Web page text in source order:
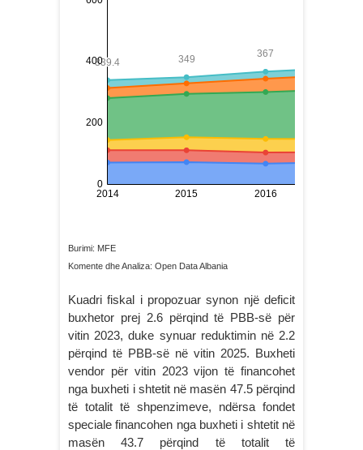
Burimi: MFE
Komente dhe Analiza: Open Data Albania
Kuadri fiskal i propozuar synon një deficit
buxhetor prej 2.6 përqind të PBB-së për
vitin 2023, duke synuar reduktimin në 2.2
përqind të PBB-së në vitin 2025. Buxheti
vendor për vitin 2023 vijon të financohet
nga buxheti i shtetit në masën 47.5 përqind
të totalit të shpenzimeve, ndërsa fondet
speciale financohen nga buxheti i shtetit në
masën 43.7 përqind të totalit të